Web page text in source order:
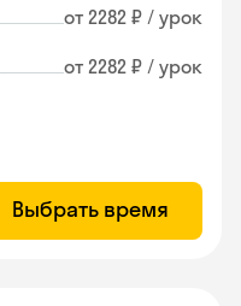
от 2282 ₽ / урок
от 2282 ₽ / урок
Выбрать время